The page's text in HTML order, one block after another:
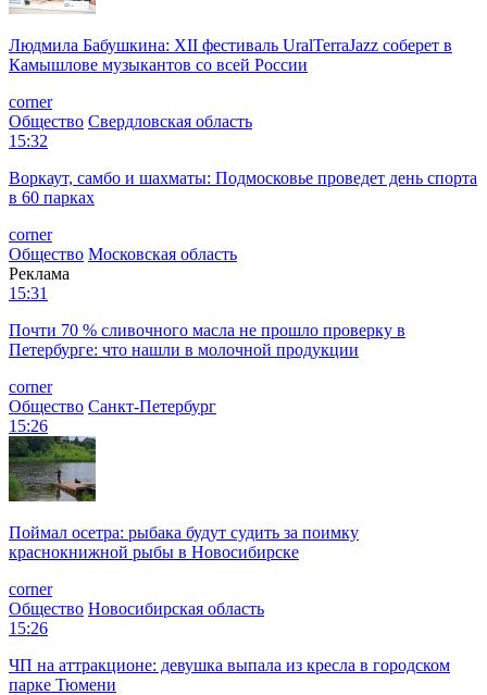
Людмила Бабушкина: XII фестиваль UralTerraJazz соберет в
Камышлове музыкантов со всей России
corner
Общество Свердловская область
15:32
Воркаут, самбо и шахматы: Подмосковье проведет день спорта
в 60 парках
corner
Общество Московская область
Реклама
15:31
Почти 70 % сливочного масла не прошло проверку в
Петербурге: что нашли в молочной продукции
corner
Общество Санкт-Петербург
15:26
Поймал осетра: рыбака будут судить за поимку
краснокнижной рыбы в Новосибирске
corner
Общество Новосибирская область
15:26
ЧП на аттракционе: девушка выпала из кресла в городском
парке Тюмени